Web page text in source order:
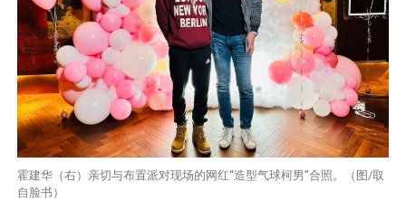
霍建华（右）亲切与布置派对现场的网红“造型气球柯男”合照。（图/取
自脸书）